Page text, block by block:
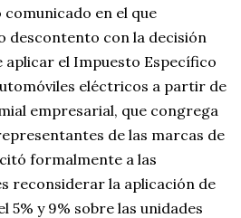
en el que
descontento con la decisión
aplicar el Impuesto Específico
eléctricos a partir de
empresarial, que congrega
de las marcas de
formalmente a las
reconsiderar la aplicación de
5% y 9% sobre las unidades